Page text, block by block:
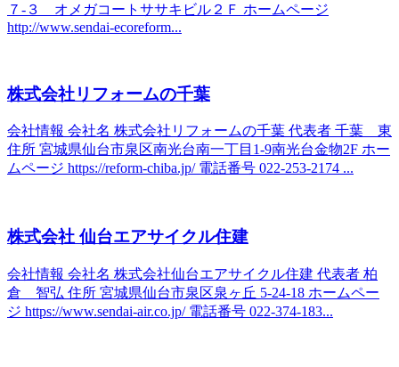
７-３ オメガコートササキビル２Ｆ ホームページ
http://www.sendai-ecoreform...
株式会社リフォームの千葉
会社情報 会社名 株式会社リフォームの千葉 代表者 千葉 東
住所 宮城県仙台市泉区南光台南一丁目1-9南光台金物2F ホー
ムページ https://reform-chiba.jp/ 電話番号 022-253-2174 ...
株式会社 仙台エアサイクル住建
会社情報 会社名 株式会社仙台エアサイクル住建 代表者 柏
倉 智弘 住所 宮城県仙台市泉区泉ヶ丘 5-24-18 ホームペー
ジ https://www.sendai-air.co.jp/ 電話番号 022-374-183...